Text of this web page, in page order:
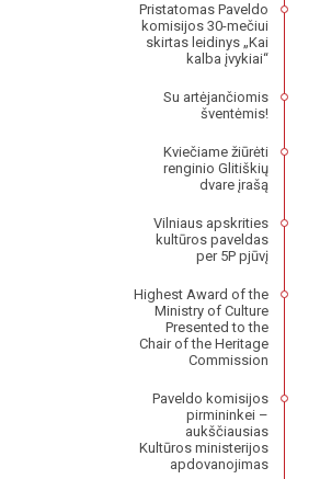
Pristatomas Paveldo
komisijos 30-mečiui
skirtas leidinys „Kai
kalba įvykiai“
Su artėjančiomis
šventėmis!
Kviečiame žiūrėti
renginio Glitiškių
dvare įrašą
Vilniaus apskrities
kultūros paveldas
per 5P pjūvį
Highest Award of the
Ministry of Culture
Presented to the
Chair of the Heritage
Commission
Paveldo komisijos
pirmininkei –
aukščiausias
Kultūros ministerijos
apdovanojimas